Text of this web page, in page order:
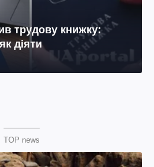
трудову книжку:
діяти
TOP news